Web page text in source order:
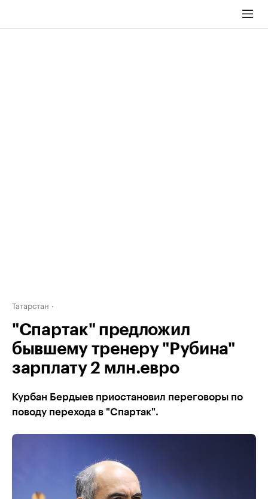
Татарстан
"Спартак" предложил
бывшему тренеру "Рубина"
зарплату 2 млн.евро
Курбан Бердыев приостановил переговоры по
поводу перехода в "Спартак".